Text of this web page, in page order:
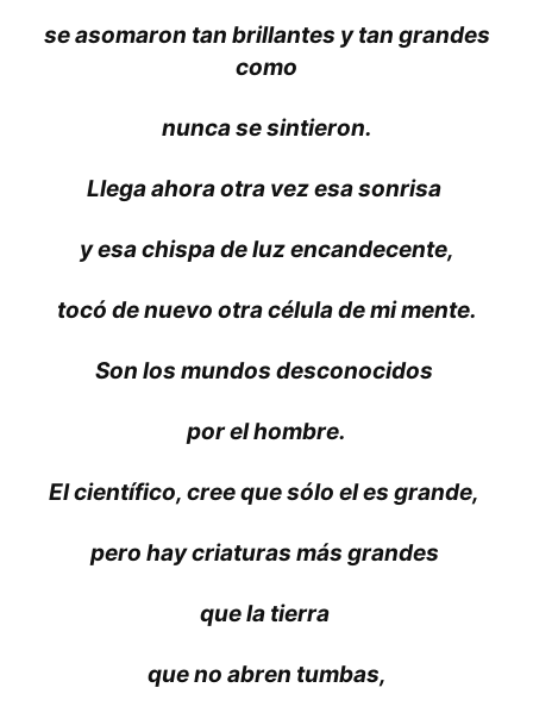
se asomaron tan brillantes y tan grandes
como
nunca se sintieron.
Llega ahora otra vez esa sonrisa
y esa chispa de luz encandecente,
tocó de nuevo otra célula de mi mente.
Son los mundos desconocidos
por el hombre.
El científico, cree que sólo el es grande,
pero hay criaturas más grandes
que la tierra
que no abren tumbas,